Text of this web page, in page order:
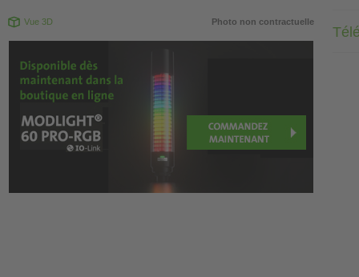
Vue 3D Photo non contractuelle